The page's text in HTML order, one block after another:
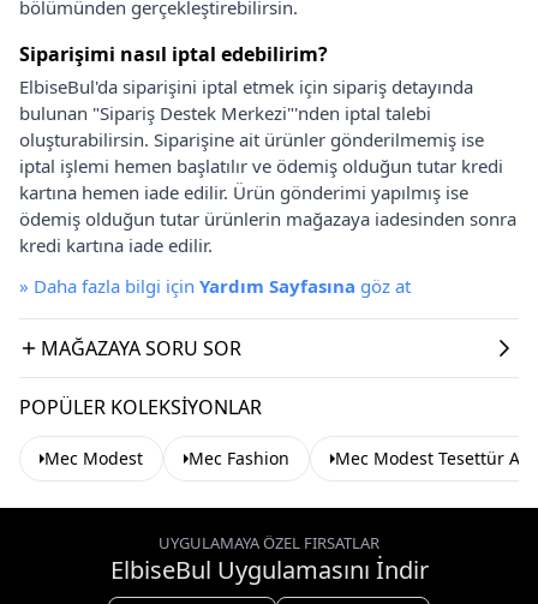
bölümünden gerçekleştirebilirsin.
Siparişimi nasıl iptal edebilirim?
ElbiseBul'da siparişini iptal etmek için sipariş detayında
bulunan "Sipariş Destek Merkezi"'nden iptal talebi
oluşturabilirsin. Siparişine ait ürünler gönderilmemiş ise
iptal işlemi hemen başlatılır ve ödemiş olduğun tutar kredi
kartına hemen iade edilir. Ürün gönderimi yapılmış ise
ödemiş olduğun tutar ürünlerin mağazaya iadesinden sonra
kredi kartına iade edilir.
» Daha fazla bilgi için Yardım Sayfasına göz at
MAĞAZAYA SORU SOR
POPÜLER KOLEKSIYONLAR
Mec Modest Mec Fashion Mec Modest Tesettür
UYGULAMAYA ÖZEL FIRSATLAR
ElbiseBul Uygulamasını İndir